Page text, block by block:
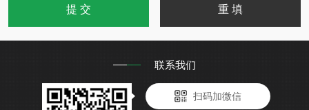
联系我们
扫码加微信